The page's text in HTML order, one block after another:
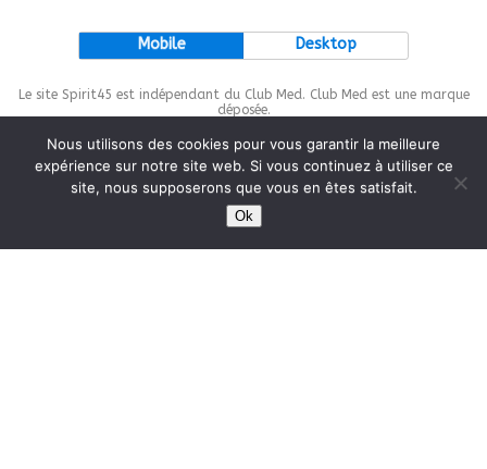
Mobile Desktop
Le site Spirit45 est indépendant du Club Med. Club Med est une marque
déposée.
This site is protected bywp-copyrightpro.com
Nous utilisons des cookies pour vous garantir la meilleure
expérience sur notre site web. Si vous continuez à utiliser ce
site, nous supposerons que vous en êtes satisfait.
Ok